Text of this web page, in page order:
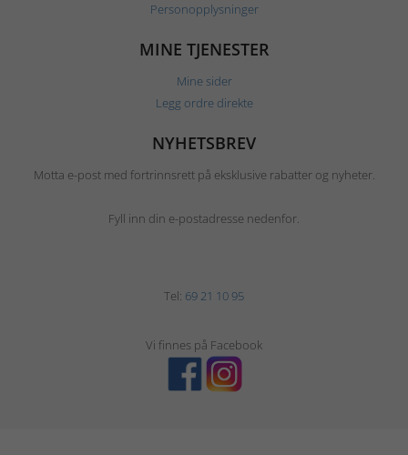
Personopplysninger
MINE TJENESTER
Mine sider
Legg ordre direkte
NYHETSBREV
Motta e-post med fortrinnsrett på eksklusive rabatter og nyheter.
Fyll inn din e-postadresse nedenfor.
Tel: 69 21 10 95
Vi finnes på Facebook